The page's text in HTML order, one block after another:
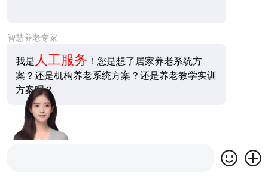
智慧养老专家
我是 人工服务 ！您是想了居家养老系统方
案？还是机构养老系统方案？还是养老教学实训
方案呢？